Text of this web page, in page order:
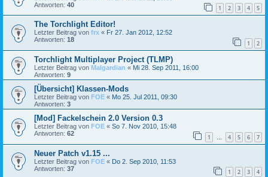
Antworten: 40 1 2 3 4 5
The Torchlight Editor!
Letzter Beitrag von frx « Fr 27. Jan 2012, 12:52
Antworten: 18 1 2
Torchlight Multiplayer Project (TLMP)
Letzter Beitrag von Malgardian « Mi 28. Sep 2011, 16:00
Antworten: 9
[Übersicht] Klassen-Mods
Letzter Beitrag von FOE « Mo 25. Jul 2011, 09:30
Antworten: 3
[Mod] Fackelschein 2.0 Version 0.3
Letzter Beitrag von FOE « So 7. Nov 2010, 15:48
Antworten: 62 1 … 4 5 6 7
Neuer Patch v1.15 ...
Letzter Beitrag von FOE « Do 2. Sep 2010, 11:53
Antworten: 37 1 2 3 4